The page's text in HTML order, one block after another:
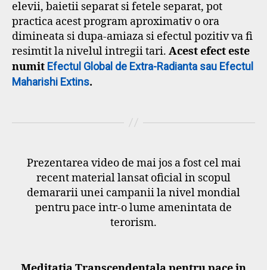
elevii, baietii separat si fetele separat, pot
practica acest program aproximativ o ora
dimineata si dupa-amiaza si efectul pozitiv va fi
resimtit la nivelul intregii tari. Acest efect este
numit Efectul Global de Extra-Radianta sau Efectul
Maharishi Extins.
Prezentarea video de mai jos a fost cel mai
recent material lansat oficial in scopul
demararii unei campanii la nivel mondial
pentru pace intr-o lume amenintata de
terorism.